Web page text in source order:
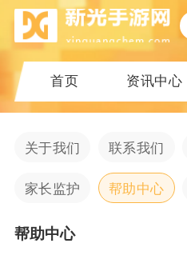
首页 资讯中心
关于我们 联系我们
家长监护 帮助中心
帮助中心